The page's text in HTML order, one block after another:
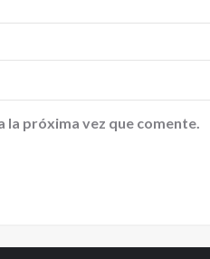
próxima vez que comente.